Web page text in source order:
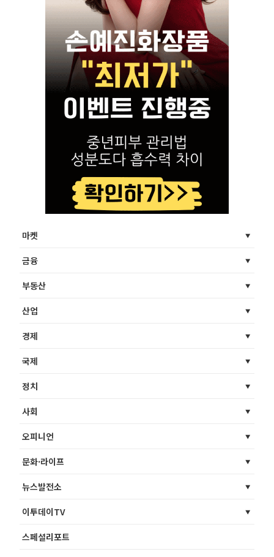
마켓
금융
부동산
산업
경제
국제
정치
사회
오피니언
문화·라이프
뉴스발전소
이투데이TV
스페셜리포트